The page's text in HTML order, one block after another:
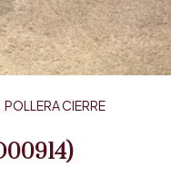
POLLERA CIERRE